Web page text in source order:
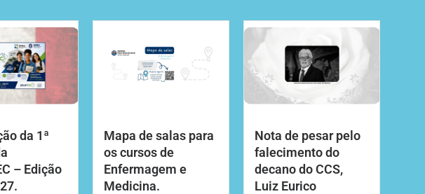
da 1ª
– Edição
Mapa de salas para
os cursos de
Enfermagem e
Medicina.
Nota de pesar pelo
falecimento do
decano do CCS,
Luiz Eurico